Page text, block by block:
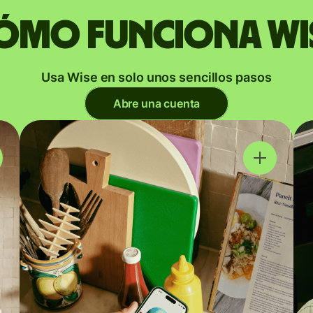
funciona
Usa Wise en solo unos sencillos pasos
Abre una cuenta